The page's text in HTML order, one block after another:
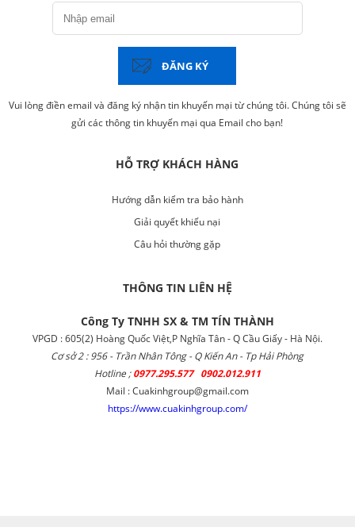
ĐĂNG KÝ
Vui lòng điền email và đăng ký nhận tin khuyến mại từ chúng tôi. Chúng tôi sẽ
gửi các thông tin khuyến mại qua Email cho bạn!
HỖ TRỢ KHÁCH HÀNG
Hướng dẫn kiểm tra bảo hành
Giải quyết khiếu nại
Câu hỏi thường gặp
THÔNG TIN LIÊN HỆ
Công Ty TNHH SX & TM TÍN THÀNH
VPGD : 605(2) Hoàng Quốc Việt,P Nghĩa Tân - Q Cầu Giấy - Hà Nội.
Cơ sở 2 : 956 - Trần Nhân Tông - Q Kiến An - Tp Hải Phòng
Hotline ; 0977.295.577 0902.012.911
Mail : Cuakinhgroup@gmail.com
https://www.cuakinhgroup.com/